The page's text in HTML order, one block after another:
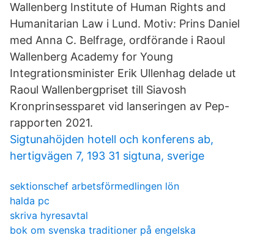
Wallenberg Institute of Human Rights and
Humanitarian Law i Lund. Motiv: Prins Daniel
med Anna C. Belfrage, ordförande i Raoul
Wallenberg Academy for Young
Integrationsminister Erik Ullenhag delade ut
Raoul Wallenbergpriset till Siavosh
Kronprinsessparet vid lanseringen av Pep-​
rapporten 2021.
Sigtunahöjden hotell och konferens ab,
hertigvägen 7, 193 31 sigtuna, sverige
sektionschef arbetsförmedlingen lön
halda pc
skriva hyresavtal
bok om svenska traditioner på engelska